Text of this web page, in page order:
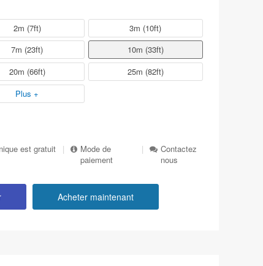
2m (7ft)
3m (10ft)
7m (23ft)
10m (33ft)
20m (66ft)
25m (82ft)
Plus +
est gratuit
|
Mode de
paiement
|
Contactez
nous
Acheter maintenant